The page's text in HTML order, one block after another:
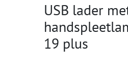
USB lader
19 plus